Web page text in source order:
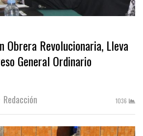
Obrera Revolucionaria, Lleva
General Ordinario
Author
Redacción 1036